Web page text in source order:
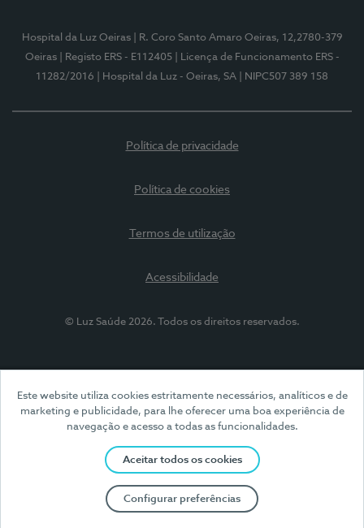
Este website utiliza cookies estritamente necessários, analíticos e de
marketing e publicidade, para lhe oferecer uma boa experiência de
navegação e acesso a todas as funcionalidades.
Aceitar todos os cookies
Configurar preferências
Hospital da Luz Oeiras
| R. Coro Santo Amaro Oeiras, 12,2780-379
Oeiras
| Registo ERS - E112405
| Licença de Funcionamento ERS -
11282/2016
| Hospital da Luz - Oeiras, SA | NIPC507 389 158
Política de privacidade
Política de cookies
Termos de utilização
Acessibilidade
© Luz Saúde 2026. Todos os direitos reservados.